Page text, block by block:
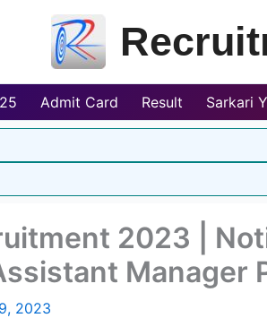
Admit Card Result Sarkari
2023 |
Manager
2023